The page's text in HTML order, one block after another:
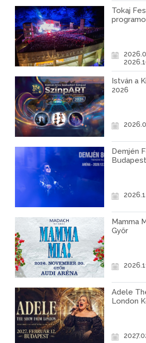
Tokaj
István a
2026
Demjén
Mamma
Győr
Adele
London